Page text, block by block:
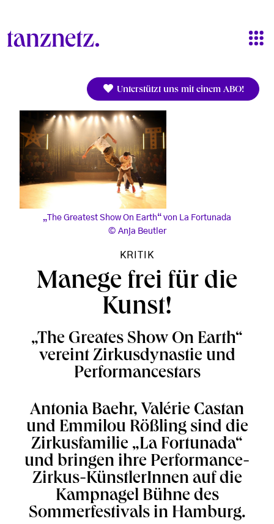
Unterstützt uns mit einem ABO!
„The Greatest Show On Earth“ von La Fortunada
Anja Beutler
KRITIK
Manege frei für die
Kunst!
„The Greates Show On Earth“
vereint Zirkusdynastie und
Performancestars
Antonia Baehr, Valérie Castan
und Emmilou Rößling sind die
Zirkusfamilie „La Fortunada“
und bringen ihre Performance-
Zirkus-KünstlerInnen auf die
Kampnagel Bühne des
Sommerfestivals in Hamburg.